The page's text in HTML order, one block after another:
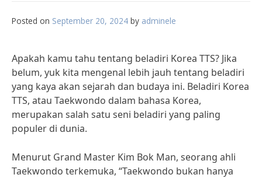
Posted on September 20, 2024 by adminele
Apakah kamu tahu tentang beladiri Korea TTS? Jika
belum, yuk kita mengenal lebih jauh tentang beladiri
yang kaya akan sejarah dan budaya ini. Beladiri Korea
TTS, atau Taekwondo dalam bahasa Korea,
merupakan salah satu seni beladiri yang paling
populer di dunia.
Menurut Grand Master Kim Bok Man, seorang ahli
Taekwondo terkemuka, “Taekwondo bukan hanya